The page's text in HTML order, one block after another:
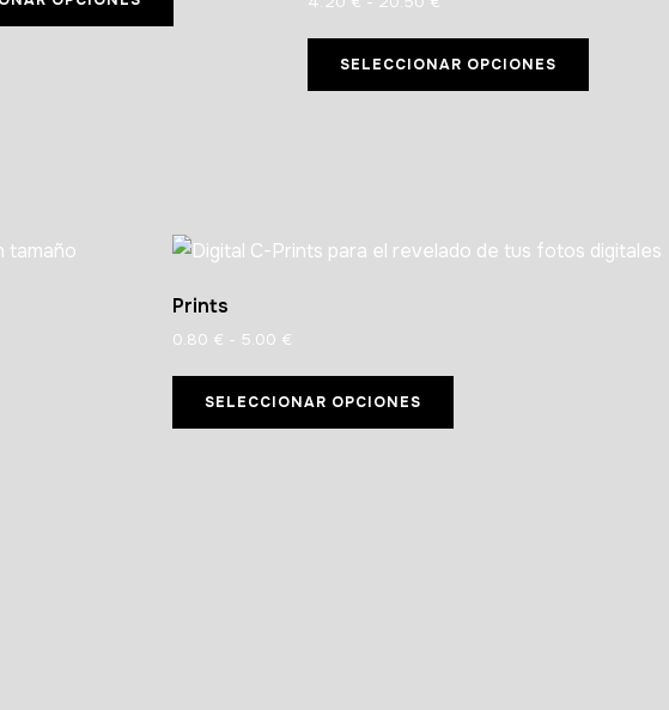
SELECCIONAR OPCIONES
Prints
0.80 € - 5.00 €
SELECCIONAR OPCIONES